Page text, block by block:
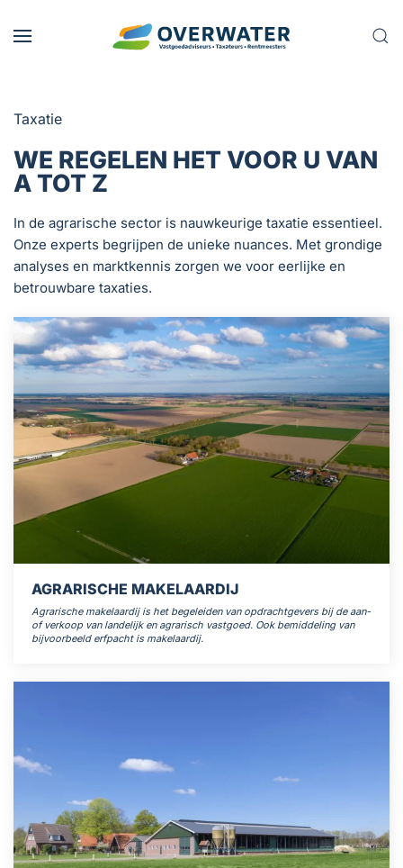
Skip to main content
Taxatie
WE REGELEN HET VOOR U VAN
A TOT Z
In de agrarische sector is nauwkeurige taxatie essentieel.
Onze experts begrijpen de unieke nuances. Met grondige
analyses en marktkennis zorgen we voor eerlijke en
betrouwbare taxaties.
AGRARISCHE MAKELAARDIJ
Agrarische makelaardij is het begeleiden van opdrachtgevers bij de aan-
of verkoop van landelijk en agrarisch vastgoed. Ook bemiddeling van
bijvoorbeeld erfpacht is makelaardij.